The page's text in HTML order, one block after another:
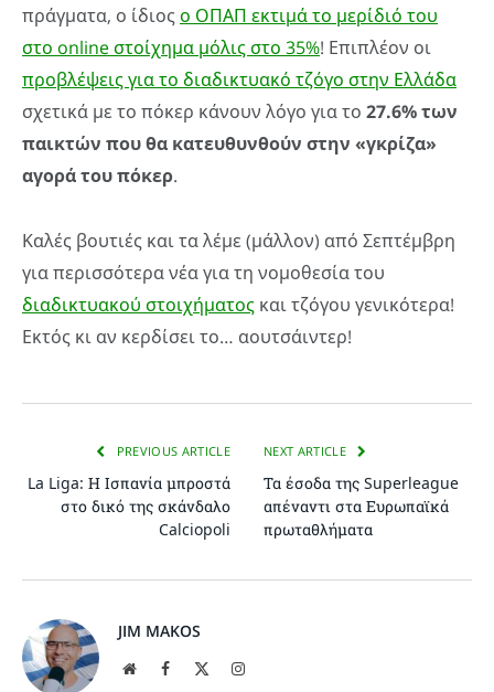
πράγματα, ο ίδιοςο ΟΠΑΠ εκτιμά το μερίδιό του
στο online στοίχημα μόλις στο 35%! Επιπλέον οι
προβλέψεις για το διαδικτυακό τζόγο στην Ελλάδα
σχετικά με το πόκερ κάνουν λόγο για το 27.6% των
παικτών που θα κατευθυνθούν στην «γκρίζα»
αγορά του πόκερ.
Καλές βουτιές και τα λέμε (μάλλον) από Σεπτέμβρη
για περισσότερα νέα για τη νομοθεσία του
διαδικτυακού στοιχήματος και τζόγου γενικότερα!
Εκτός κι αν κερδίσει το… αουτσάιντερ!
PREVIOUS ARTICLE
La Liga: Η Ισπανία μπροστά
στο δικό της σκάνδαλο
Calciopoli
NEXT ARTICLE
Τα έσοδα της Superleague
απέναντι στα Ευρωπαϊκά
πρωταθλήματα
JIM MAKOS
WebsiteFacebook Instagram